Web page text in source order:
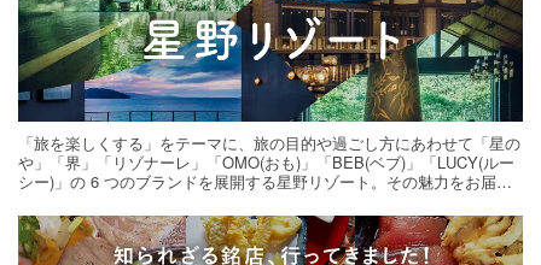
「旅を楽しくする」をテーマに、旅の目的や過ごし方にあわせて「星の
や」「界」「リゾナーレ」「OMO(おも)」「BEB(ベブ)」「LUCY(ルー
シー)」の 6 つのブランドを展開する星野リゾート。その魅力をお届け